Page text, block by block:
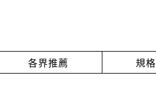
各界推薦 規格